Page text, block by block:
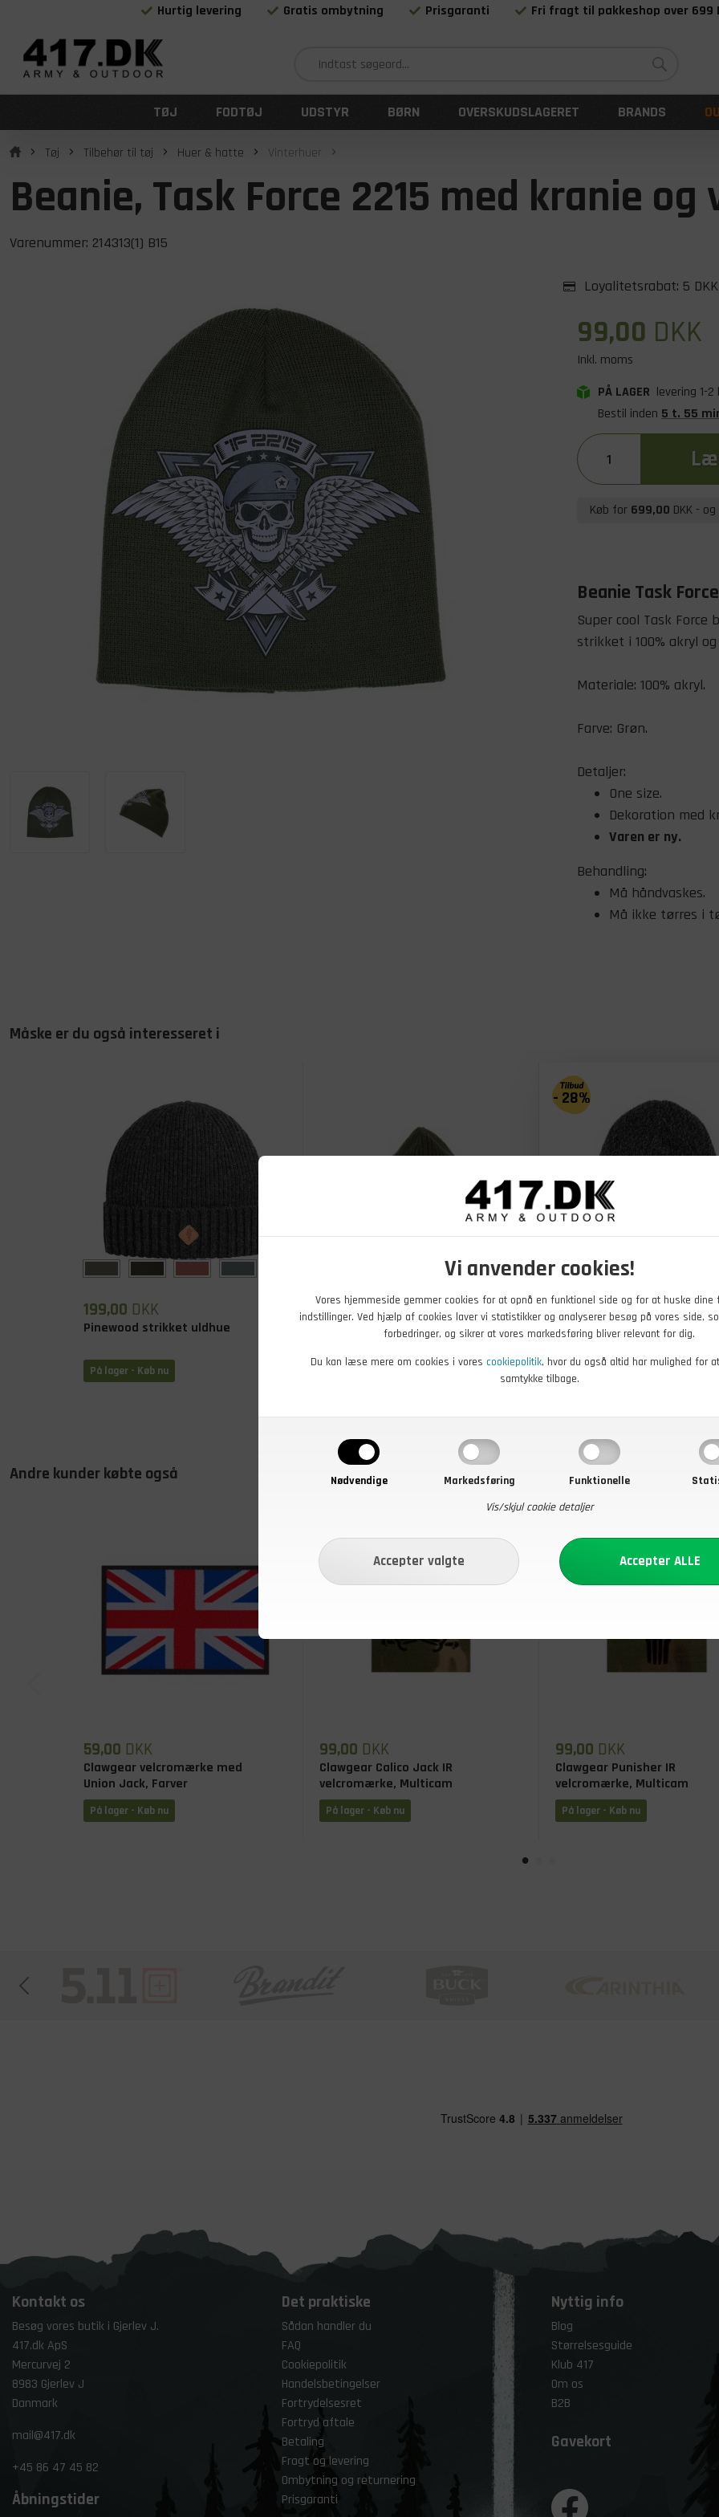
Vi anvender cookies!
Vores hjemmeside gemmer cookies for at opnå en funktionel side og for at huske dine
indstillinger. Ved hjælp af cookies laver vi statistikker og analyserer besøg på vores side,
forbedringer, og sikrer at vores markedsføring bliver relevant for dig.
Du kan læse mere om cookies i vores cookiepolitik, hvor du også altid har mulighed for
samtykke tilbage.
Nødvendige Markedsføring Funktionelle
Vis/skjul cookie detaljer
Hurtig levering Gratis ombytning Prisgaranti Fri fragt til pakkeshop over 699
TØJ FODTØJ UDSTYR BØRN OVERSKUDSLAGERET BRANDS
Tøj Tilbehør til tøj Huer & hatte Vinterhuer
Beanie, Task Force 2215 med kranie og
Varenummer: 214313(1) B15
Loyalitetsrabat: 5 DKK
99,00 DKK
Inkl. moms
PÅ LAGER levering 1-
Bestil inden 5 t. 55
Køb for 699,00 DKK -
Beanie Task
Super cool Task
strikket i 100% akryl
Materiale: 100% akryl.
Farve: Grøn.
Detaljer:
One size.
Dekoration med
Varen er ny.
Behandling:
Må håndvaskes.
Må ikke tørres i
Måske er du også interesseret i
199,00 DKK
Pinewood strikket uldhue
På lager - Køb nu
+
399,00DKK
MJM Beanie i merino uld
- 28%
Nu179,00 DKK
5.11 Tactical Tempo ECO
På lager - Køb nu
Andre kunder købte også
59,00 DKK
Clawgear velcromærke med
Union Jack, Farver
På lager - Køb nu
99,00 DKK
Clawgear Calico Jack IR
velcromærke, Multicam
På lager - Køb nu
99,00 DKK
Clawgear Punisher IR
velcromærke, Multicam
På lager - Køb nu
Kontakt os
Besøg vores butik i Gjerlev J.
417.dk ApS
Mercurvej 2
8983 Gjerlev J
Danmark
mail@417.dk
+45 86 47 45 82
Åbningstider
Det praktiske
Sådan handler du
FAQ
Cookiepolitik
Handelsbetingelser
Fortrydelsesret
Fortryd aftale
Betaling
Fragt og levering
Ombytning og returnering
Prisgaranti
Nyttig info
Blog
Størrelsesguide
Klub 417
Om os
B2B
Gavekort